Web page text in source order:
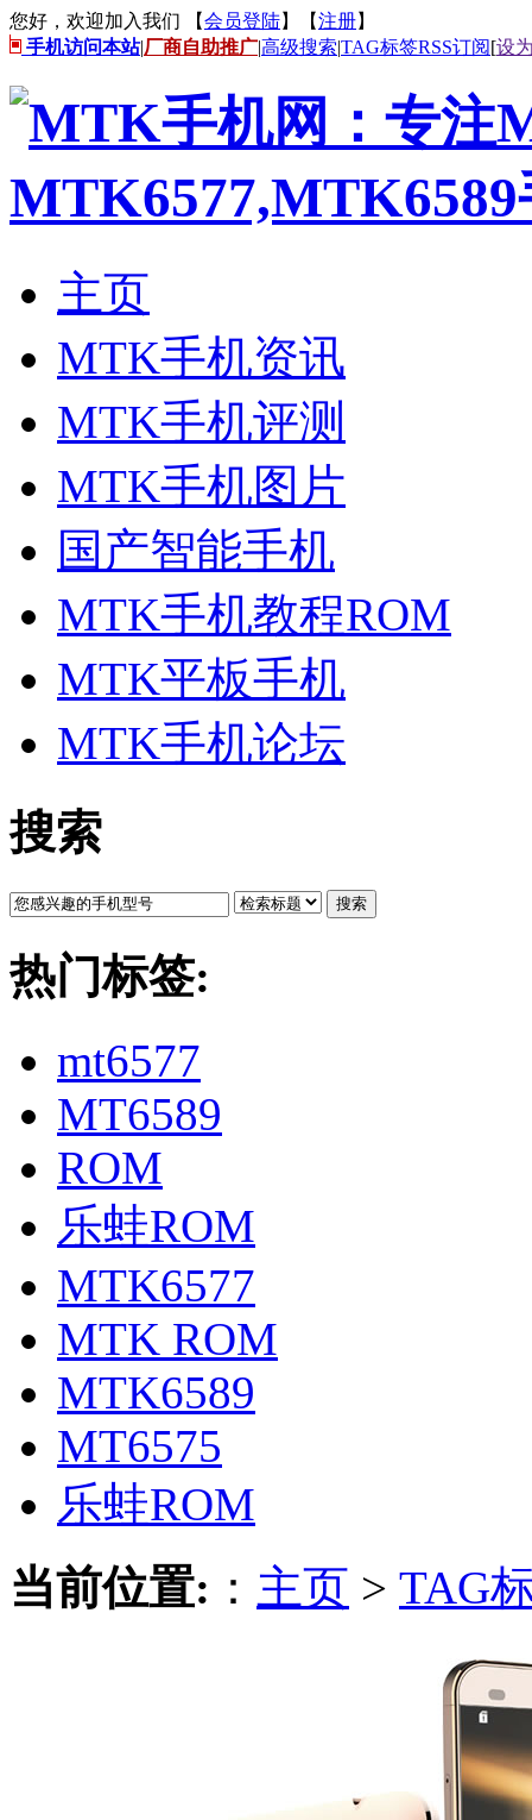
您好，欢迎加入我们 【会员登陆】【注册】
手机访问本站|厂商自助推广|高级搜索|TAG标签RSS订阅[设
主页
MTK手机资讯
MTK手机评测
MTK手机图片
国产智能手机
MTK手机教程ROM
MTK平板手机
MTK手机论坛
搜索
搜索
热门标签:
mt6577
MT6589
ROM
乐蛙ROM
MTK6577
MTK ROM
MTK6589
MT6575
乐蛙ROM
当前位置: ： 主页 > TAG